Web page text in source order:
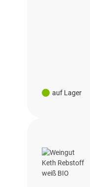
auf Lager